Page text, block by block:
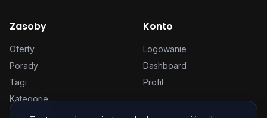
Zasoby
Oferty
Porady
Tagi
Kategorie
Cennik
Konto
Logowanie
Dashboard
Profil